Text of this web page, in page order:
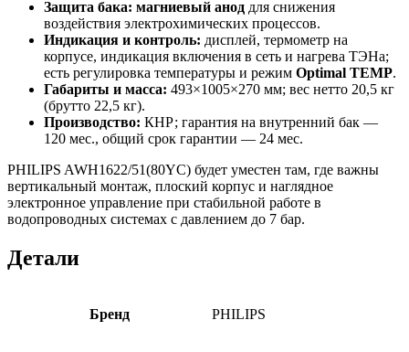
Защита бака: магниевый анод для снижения
воздействия электрохимических процессов.
Индикация и контроль: дисплей, термометр на
корпусе, индикация включения в сеть и нагрева ТЭНа;
есть регулировка температуры и режим Optimal TEMP.
Габариты и масса: 493×1005×270 мм; вес нетто 20,5 кг
(брутто 22,5 кг).
Производство: КНР; гарантия на внутренний бак —
120 мес., общий срок гарантии — 24 мес.
PHILIPS AWH1622/51(80YC) будет уместен там, где важны
вертикальный монтаж, плоский корпус и наглядное
электронное управление при стабильной работе в
водопроводных системах с давлением до 7 бар.
Детали
Бренд PHILIPS